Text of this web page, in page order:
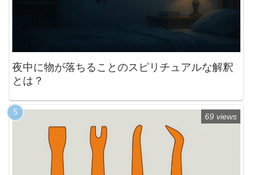
夜中に物が落ちることのスピリチュアルな解釈
とは？
69 views